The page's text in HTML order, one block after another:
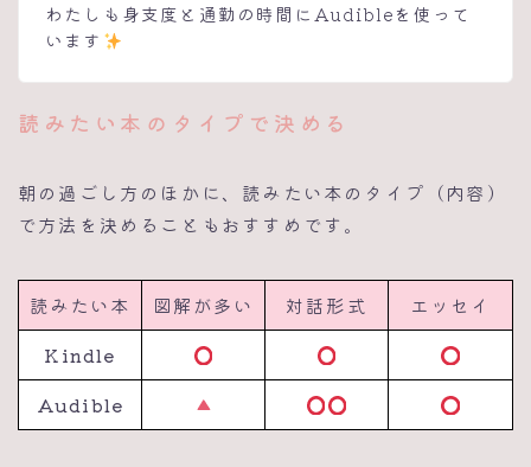
わたしも身支度と通勤の時間にAudibleを使って
います
読みたい本のタイプで決める
朝の過ごし方のほかに、読みたい本のタイプ（内容）
で方法を決めることもおすすめです。
読みたい本 図解が多い 対話形式
エッセイ
Kindle
Audible